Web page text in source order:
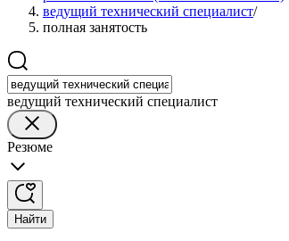
ведущий технический специалист/
полная занятость
ведущий технический специалист
Резюме
Найти